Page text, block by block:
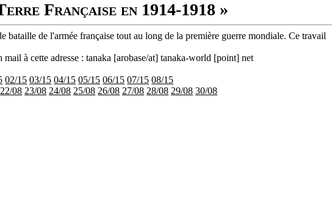
Française en 1914-1918 »
bataille de l'armée française tout au long de la première guerre mondiale. Ce travail
à cette adresse : tanaka [arobase/at] tanaka-world [point] net
02/15 03/15 04/15 05/15 06/15 07/15 08/15
22/08 23/08 24/08 25/08 26/08 27/08 28/08 29/08 30/08